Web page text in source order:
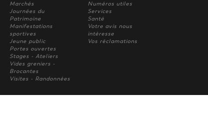
Marchés
Journées du
Patrimoine
Manifestations
sportives
Jeune public
Portes ouvertes
Stages - Ateliers
Vides greniers -
Brocantes
Visites - Randonnées
Numéros utiles
Services
Santé
Votre avis nous
intèresse
Vos réclamations